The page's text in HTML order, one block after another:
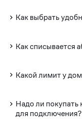
Как выбрать
Как списывается
Какой лимит у
Надо ли покупать
для подключения?